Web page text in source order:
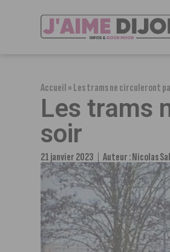
Accueil»Les trams ne circuleront
Les trams
soir
21 janvier 2023 Auteur :Nicolas